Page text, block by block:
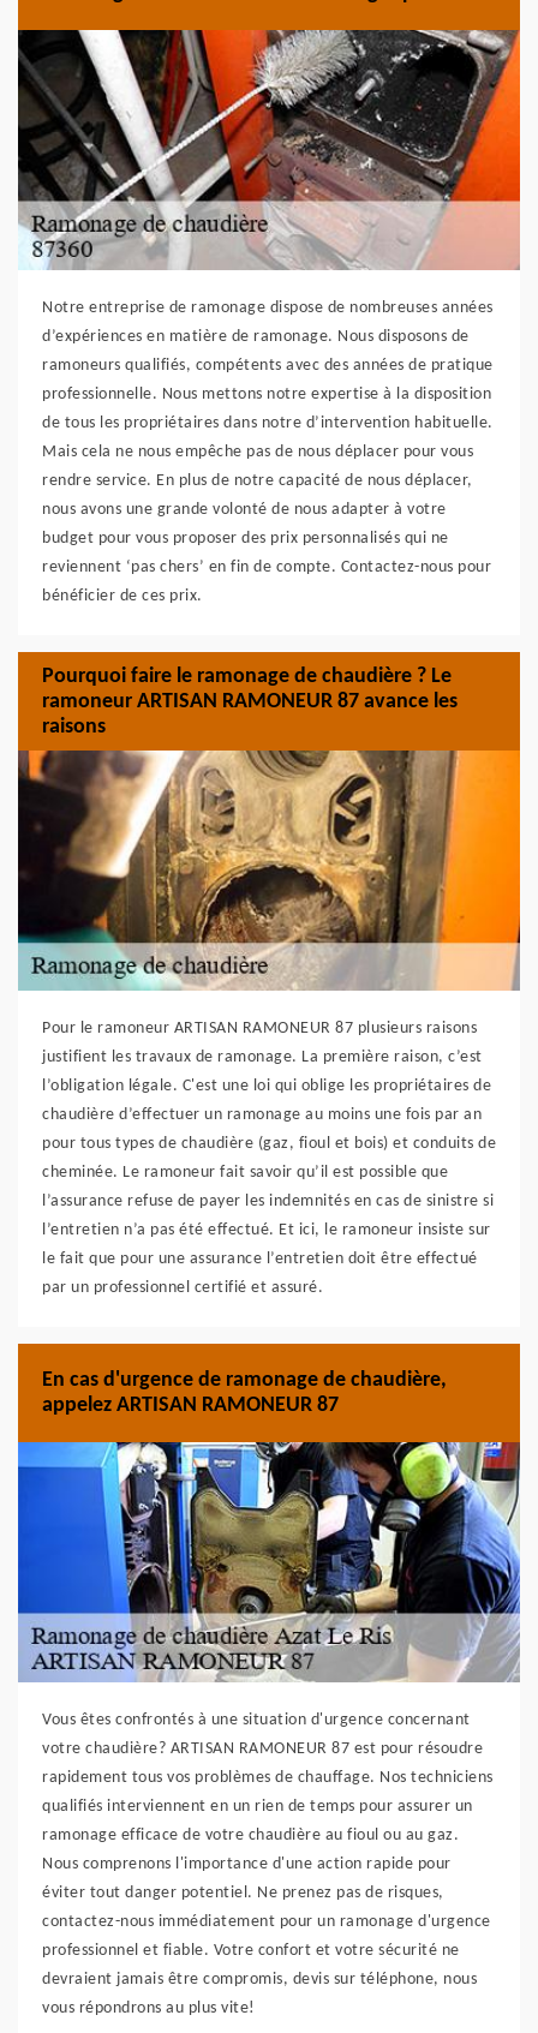
Notre entreprise de ramonage dispose de nombreuses années
d’expériences en matière de ramonage. Nous disposons de
ramoneurs qualifiés, compétents avec des années de pratique
professionnelle. Nous mettons notre expertise à la disposition
de tous les propriétaires dans notre d’intervention habituelle.
Mais cela ne nous empêche pas de nous déplacer pour vous
rendre service. En plus de notre capacité de nous déplacer,
nous avons une grande volonté de nous adapter à votre
budget pour vous proposer des prix personnalisés qui ne
reviennent ‘pas chers’ en fin de compte. Contactez-nous pour
bénéficier de ces prix.
Pourquoi faire le ramonage de chaudière ? Le
ramoneur ARTISAN RAMONEUR 87 avance les
raisons
Pour le ramoneur ARTISAN RAMONEUR 87 plusieurs raisons
justifient les travaux de ramonage. La première raison, c’est
l’obligation légale. C'est une loi qui oblige les propriétaires de
chaudière d’effectuer un ramonage au moins une fois par an
pour tous types de chaudière (gaz, fioul et bois) et conduits de
cheminée. Le ramoneur fait savoir qu’il est possible que
l’assurance refuse de payer les indemnités en cas de sinistre si
l’entretien n’a pas été effectué. Et ici, le ramoneur insiste sur
le fait que pour une assurance l’entretien doit être effectué
par un professionnel certifié et assuré.
En cas d'urgence de ramonage de chaudière,
appelez ARTISAN RAMONEUR 87
Vous êtes confrontés à une situation d'urgence concernant
votre chaudière? ARTISAN RAMONEUR 87 est pour résoudre
rapidement tous vos problèmes de chauffage. Nos techniciens
qualifiés interviennent en un rien de temps pour assurer un
ramonage efficace de votre chaudière au fioul ou au gaz.
Nous comprenons l'importance d'une action rapide pour
éviter tout danger potentiel. Ne prenez pas de risques,
contactez-nous immédiatement pour un ramonage d'urgence
professionnel et fiable. Votre confort et votre sécurité ne
devraient jamais être compromis, devis sur téléphone, nous
vous répondrons au plus vite!